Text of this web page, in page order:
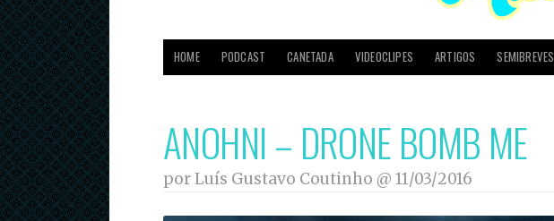
HOME PODCAST CANETADA VIDEOCLIPES ARTIGOS SEMIBREVES
ANOHNI – DRONE BOMB ME
por Luís Gustavo Coutinho @ 11/03/2016